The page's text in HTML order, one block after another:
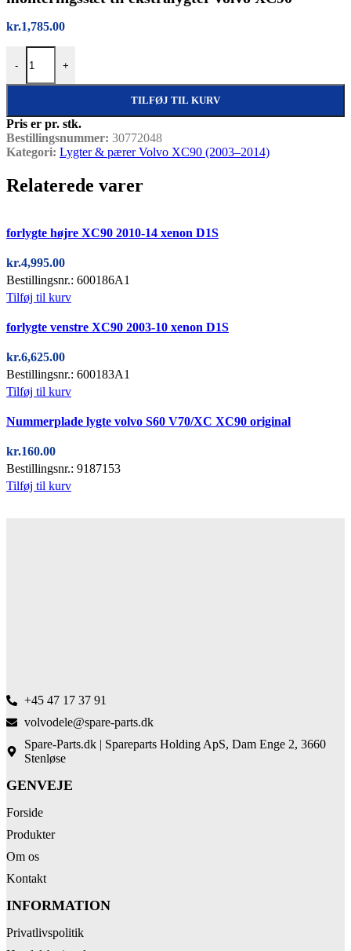
kr.1,785.00
-
monteringssæt til ekstralygter volvo XC90 antal
+
TILFØJ TIL KURV
Pris er pr. stk.
Bestillingsnummer: 30772048
Kategori: Lygter & pærer Volvo XC90 (2003–2014)
Relaterede varer
forlygte højre XC90 2010-14 xenon D1S
kr.4,995.00
Bestillingsnr.: 600186A1
Tilføj til kurv
forlygte venstre XC90 2003-10 xenon D1S
kr.6,625.00
Bestillingsnr.: 600183A1
Tilføj til kurv
Nummerplade lygte volvo S60 V70/XC XC90 original
kr.160.00
Bestillingsnr.: 9187153
Tilføj til kurv
+45 47 17 37 91
volvodele@spare-parts.dk
Spare-Parts.dk | Spareparts Holding ApS, Dam Enge 2, 3660
Stenløse
GENVEJE
Forside
Produkter
Om os
Kontakt
INFORMATION
Privatlivspolitik